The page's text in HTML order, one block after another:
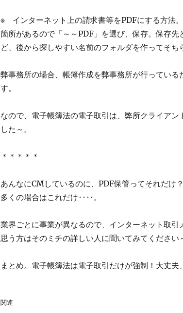
※ インターネット上の請求書等をPDFにする方法
箇所があるので「～～PDF」を選び、保存。保存
ど、後から探しやすい名前のフォルダを作ってそち
弊事務所の場合、帳簿作成を弊事務所が行っている
す。
なので、電子帳簿法の電子取引は、弊所クライア
した～。
＊＊＊＊＊
あんなにCMしているのに、PDF保管ってそれだけ
多くの場合はこれだけ････。
業界ごとに事業が異なるので、インターネット取引
思う方はそのミチの詳しい人に聞いてみてくださ
まとめ。電子帳簿法は電子取引だけが強制！大丈夫
関連